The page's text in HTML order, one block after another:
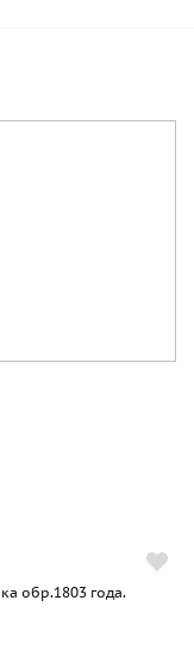
обр.1803 года.